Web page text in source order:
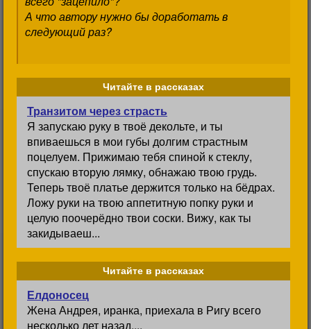
А что автору нужно бы доработать в
следующий раз?
Читайте в рассказах
Транзитом через страсть
Я запускаю руку в твоё декольте, и ты
впиваешься в мои губы долгим страстным
поцелуем. Прижимаю тебя спиной к стеклу,
спускаю вторую лямку, обнажаю твою грудь.
Теперь твоё платье держится только на бёдрах.
Ложу руки на твою аппетитную попку руки и
целую поочерёдно твои соски. Вижу, как ты
закидываеш...
Читайте в рассказах
Елдоносец
Жена Андрея, иранка, приехала в Ригу всего
несколько лет назад,...